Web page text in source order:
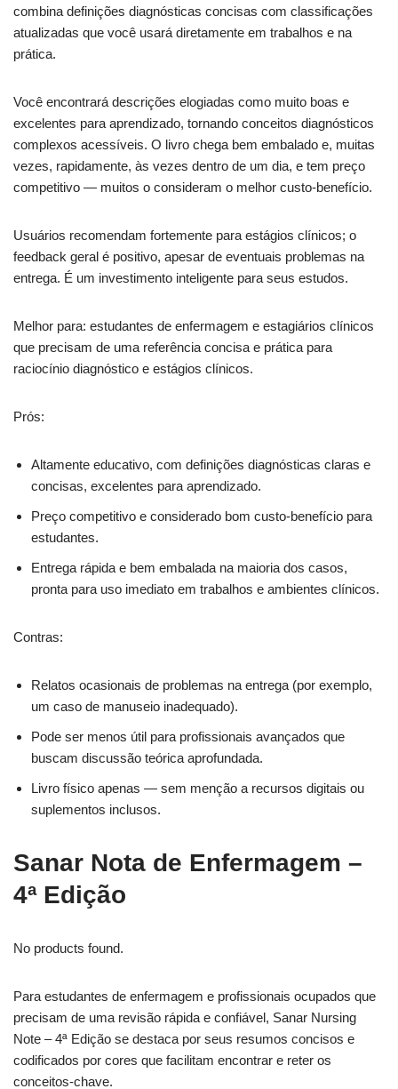
combina definições diagnósticas concisas com classificações
atualizadas que você usará diretamente em trabalhos e na
prática.
Você encontrará descrições elogiadas como muito boas e
excelentes para aprendizado, tornando conceitos diagnósticos
complexos acessíveis. O livro chega bem embalado e, muitas
vezes, rapidamente, às vezes dentro de um dia, e tem preço
competitivo — muitos o consideram o melhor custo-benefício.
Usuários recomendam fortemente para estágios clínicos; o
feedback geral é positivo, apesar de eventuais problemas na
entrega. É um investimento inteligente para seus estudos.
Melhor para: estudantes de enfermagem e estagiários clínicos
que precisam de uma referência concisa e prática para
raciocínio diagnóstico e estágios clínicos.
Prós:
Altamente educativo, com definições diagnósticas claras e
concisas, excelentes para aprendizado.
Preço competitivo e considerado bom custo-benefício para
estudantes.
Entrega rápida e bem embalada na maioria dos casos,
pronta para uso imediato em trabalhos e ambientes clínicos.
Contras:
Relatos ocasionais de problemas na entrega (por exemplo,
um caso de manuseio inadequado).
Pode ser menos útil para profissionais avançados que
buscam discussão teórica aprofundada.
Livro físico apenas — sem menção a recursos digitais ou
suplementos inclusos.
Sanar Nota de Enfermagem –
4ª Edição
No products found.
Para estudantes de enfermagem e profissionais ocupados que
precisam de uma revisão rápida e confiável, Sanar Nursing
Note – 4ª Edição se destaca por seus resumos concisos e
codificados por cores que facilitam encontrar e reter os
conceitos-chave.